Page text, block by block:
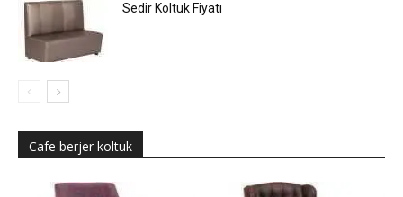
Sedir Koltuk Fiyatı
Cafe berjer koltuk